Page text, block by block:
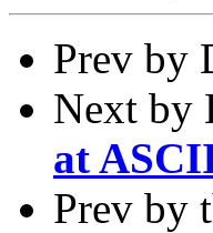
Prev by
Next by
at
Prev by